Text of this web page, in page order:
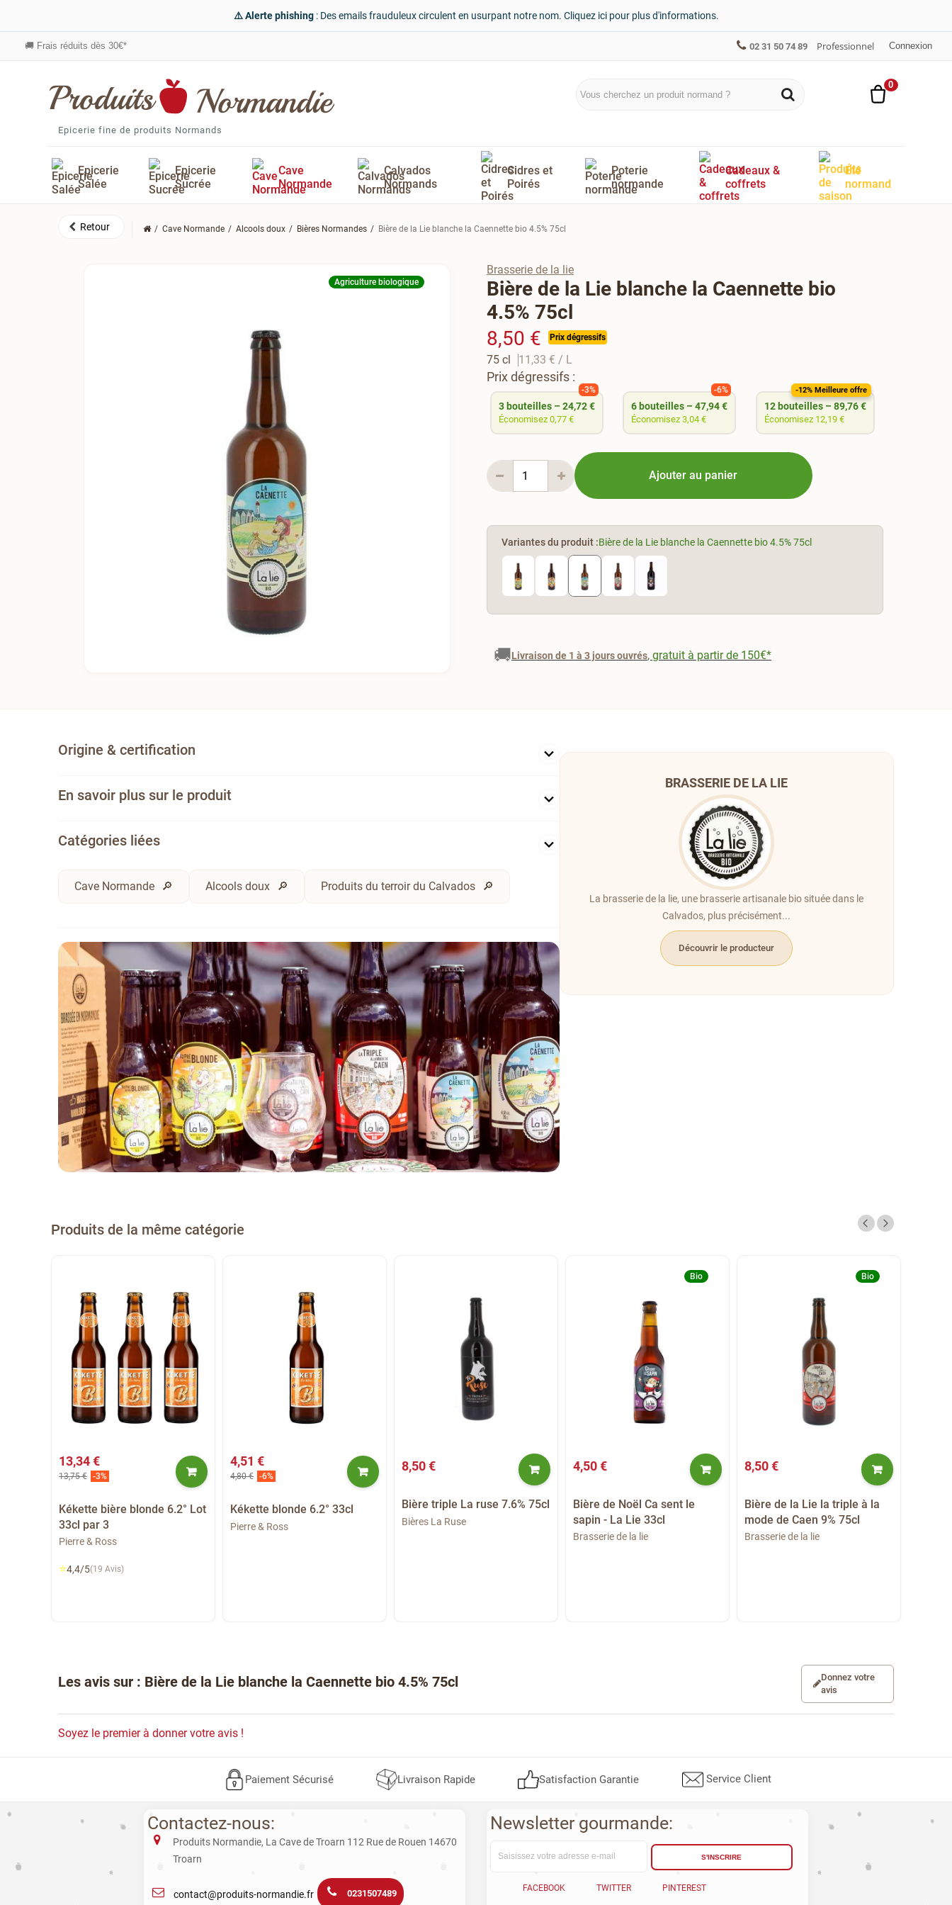
⚠️ Alerte phishing: Des emails frauduleux circulent en usurpant notre nom. Cliquez ici pour plus d'informations.
🚚 Frais réduits dès 30€* 02 31 50 74 89 Professionnel Connexion
Epicerie fine de produits Normands
0
Epicerie
Salée
Epicerie
Sucrée
Cave
Normande
Calvados
Normands
Cidres et
Poirés
Poterie
normande
Cadeaux &
coffrets
Été
normand
Cave Normande Alcools doux Bières Normandes Bière de la Lie blanche la Caennette bio 4.5% 75cl
Agriculture biologique
Brasserie de la lie
Bière de la Lie blanche la Caennette bio
4.5% 75cl
8,50 €
Prix dégressifs
75 cl 11,33 € / L
Prix dégressifs :
3 bouteilles – 24,72 €
-3%
Économisez 0,77 €
6 bouteilles – 47,94 €
-6%
Économisez 3,04 €
12 bouteilles – 89,76 €
-12%
Économisez 12,19 €
-12% Meilleure offre
Ajouter au panier
Variantes du produit :Bière de la Lie blanche la Caennette bio 4.5% 75cl
🚚Livraison de 1 à 3 jours ouvrés, gratuit à partir de 150€*
Origine & certification
En savoir plus sur le produit
Catégories liées
Cave Normande Alcools doux Produits du terroir du Calvados
BRASSERIE DE LA LIE
La brasserie de la lie, une brasserie artisanale bio située dans le
Calvados, plus précisément...
Découvrir le producteur
Produits de la même catégorie
13,34 €
13,75 € -3%
Kékette bière blonde 6.2° Lot
33cl par 3
Pierre & Ross
⭐4,4/5(19 Avis)
4,51 €
4,80 € -6%
Kékette blonde 6.2° 33cl
Pierre & Ross
8,50 €
Bière triple La ruse 7.6% 75cl
Bières La Ruse
Bio
4,50 €
Bière de Noël Ca sent le
sapin - La Lie 33cl
Brasserie de la lie
Bio
8,50 €
Bière de la Lie la triple à la
mode de Caen 9% 75cl
Brasserie de la lie
Les avis sur : Bière de la Lie blanche la Caennette bio 4.5% 75cl
Donnez votre
avis
Soyez le premier à donner votre avis !
Paiement Sécurisé Livraison Rapide Satisfaction Garantie Service Client
Newsletter gourmande:
S'INSCRIRE
FACEBOOK TWITTER PINTEREST
Contactez-nous:
Produits Normandie, La Cave de Troarn 112 Rue de Rouen 14670
Troarn
contact@produits-normandie.fr 0231507489